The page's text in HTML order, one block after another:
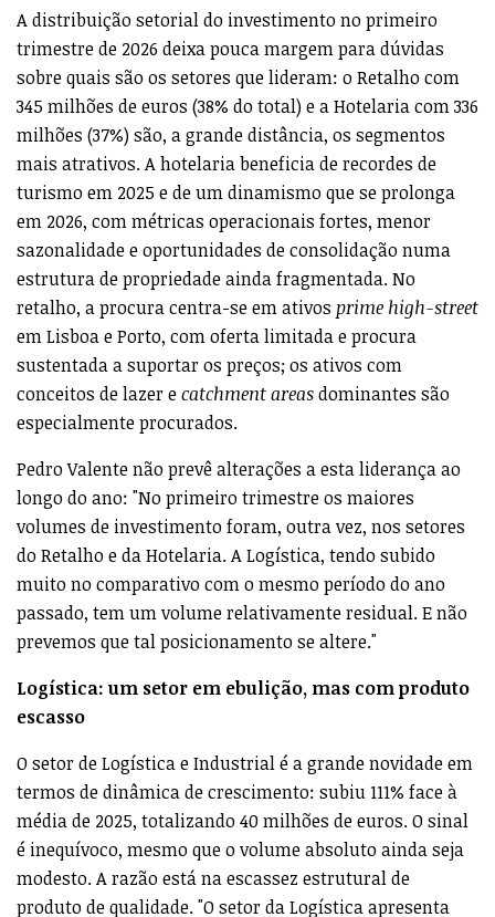
A distribuição setorial do investimento no primeiro
trimestre de 2026 deixa pouca margem para dúvidas
sobre quais são os setores que lideram: o Retalho com
345 milhões de euros (38% do total) e a Hotelaria com 336
milhões (37%) são, a grande distância, os segmentos
mais atrativos. A hotelaria beneficia de recordes de
turismo em 2025 e de um dinamismo que se prolonga
em 2026, com métricas operacionais fortes, menor
sazonalidade e oportunidades de consolidação numa
estrutura de propriedade ainda fragmentada. No
retalho, a procura centra-se em ativos prime high-street
em Lisboa e Porto, com oferta limitada e procura
sustentada a suportar os preços; os ativos com
conceitos de lazer ecatchment areasdominantes são
especialmente procurados.
Pedro Valente não prevê alterações a esta liderança ao
longo do ano: "No primeiro trimestre os maiores
volumes de investimento foram, outra vez, nos setores
do Retalho e da Hotelaria. A Logística, tendo subido
muito no comparativo com o mesmo período do ano
passado, tem um volume relativamente residual. E não
prevemos que tal posicionamento se altere."
Logística: um setor em ebulição, mas com produto
escasso
O setor de Logística e Industrial é a grande novidade em
termos de dinâmica de crescimento: subiu 111% face à
média de 2025, totalizando 40 milhões de euros. O sinal
é inequívoco, mesmo que o volume absoluto ainda seja
modesto. A razão está na escassez estrutural de
produto de qualidade. "O setor da Logística apresenta